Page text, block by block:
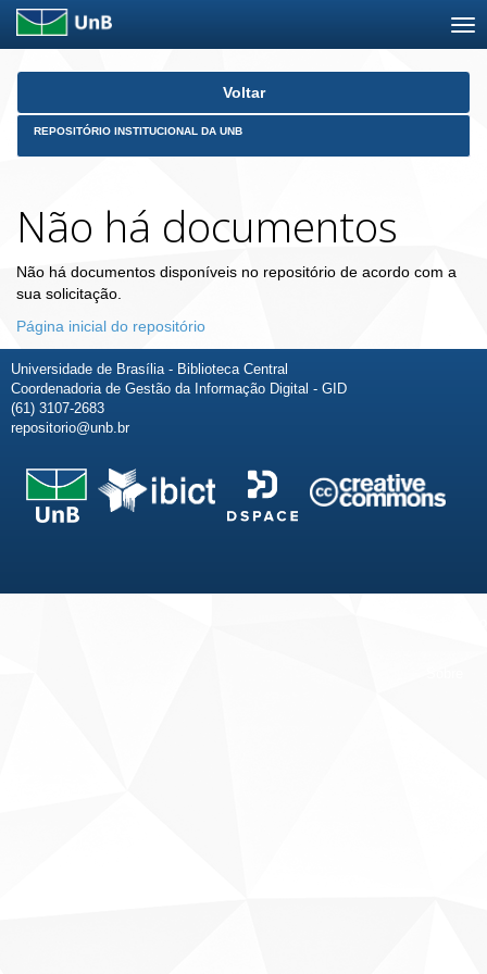
Skip
Voltar
REPOSITÓRIO INSTITUCIONAL DA UNB
Não há documentos
Não há documentos disponíveis no repositório de acordo com a
sua solicitação.
Página inicial do repositório
Universidade de Brasília - Biblioteca Central
Coordenadoria de Gestão da Informação Digital - GID
(61) 3107-2683
repositorio@unb.br